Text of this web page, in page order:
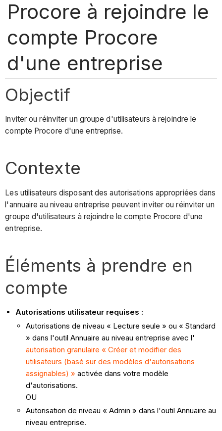
Procore à rejoindre le
compte Procore
d'une entreprise
Objectif
Inviter ou réinviter un groupe d'utilisateurs à rejoindre le
compte Procore d'une entreprise.
Contexte
Les utilisateurs disposant des autorisations appropriées dans
l'annuaire au niveau entreprise peuvent inviter ou réinviter un
groupe d'utilisateurs à rejoindre le compte Procore d'une
entreprise.
Éléments à prendre en
compte
Autorisations utilisateur requises :
Autorisations de niveau « Lecture seule » ou « Standard
» dans l'outil Annuaire au niveau entreprise avec l'
autorisation granulaire « Créer et modifier des
utilisateurs (basé sur des modèles d'autorisations
assignables) »activée dans votre modèle
d'autorisations.
OU
Autorisation de niveau « Admin » dans l'outil Annuaire au
niveau entreprise.